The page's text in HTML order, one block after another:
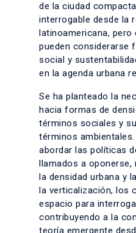
de la ciudad
interrogable desde la
latinoamericana,
pueden considerarse
social y
en la agenda urbana
Se ha planteado la
hacia formas de
términos sociales y
términos
abordar las políticas
llamados a
la densidad urbana y
la verticalización, los
espacio para
contribuyendo a la
teoría emergente